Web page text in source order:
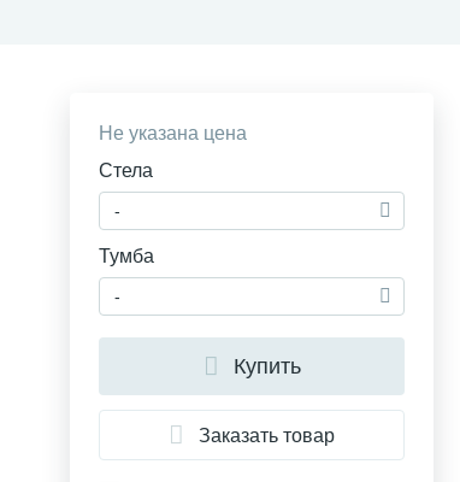
Не указана цена
Стела
-
Тумба
-
Купить
Заказать товар